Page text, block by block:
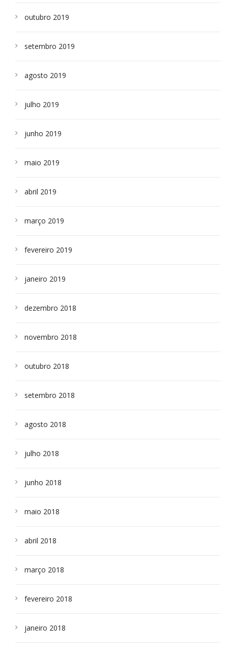
outubro 2019
setembro 2019
agosto 2019
julho 2019
junho 2019
maio 2019
abril 2019
março 2019
fevereiro 2019
janeiro 2019
dezembro 2018
novembro 2018
outubro 2018
setembro 2018
agosto 2018
julho 2018
junho 2018
maio 2018
abril 2018
março 2018
fevereiro 2018
janeiro 2018